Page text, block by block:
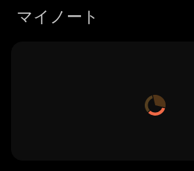
マイノート